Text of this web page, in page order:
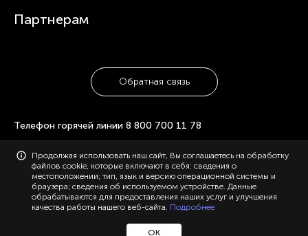
Партнерам
Обратная связь
Телефон горячей линии 8 800 700 11 78
© 2006-2026 «Polaris». Все права защищены. Использование
материалов с сайта polaris.ru возможно только с разрешения
администрации, с указанием активной ссылки на сайт.
Конфиденциальность
Карта сайта
Продолжая использовать наш сайт, Вы соглашаетесь на обработку
файлов cookie, которые включают в себя: сведения о
местоположении; тип, язык и версию операционной системы и
браузера; сведения об используемом устройстве. Данные
обрабатываются для предоставления наших услуг и улучшения
качества работы нашего веб-сайта. Подробнее
ОК